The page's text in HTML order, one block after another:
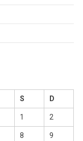
S D
1 2
8 9